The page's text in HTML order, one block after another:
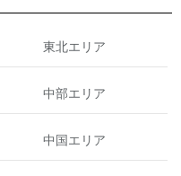
東北エリア
中部エリア
中国エリア